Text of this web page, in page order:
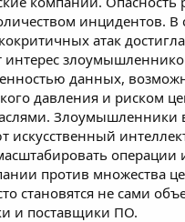
инцидентов. В
атак
интерес
данных,
давления и риском
Злоумышленники
искусственный
против множества
становятся не сами
и поставщики ПО.